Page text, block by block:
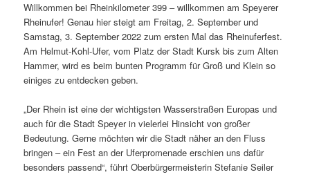
Willkommen bei Rheinkilometer 399 – willkommen am Speyerer
Rheinufer! Genau hier steigt am Freitag, 2. September und
Samstag, 3. September 2022 zum ersten Mal das Rheinuferfest.
Am Helmut-Kohl-Ufer, vom Platz der Stadt Kursk bis zum Alten
Hammer, wird es beim bunten Programm für Groß und Klein so
einiges zu entdecken geben.
„Der Rhein ist eine der wichtigsten Wasserstraßen Europas und
auch für die Stadt Speyer in vielerlei Hinsicht von großer
Bedeutung. Gerne möchten wir die Stadt näher an den Fluss
bringen – ein Fest an der Uferpromenade erschien uns dafür
besonders passend“, führt Oberbürgermeisterin Stefanie Seiler